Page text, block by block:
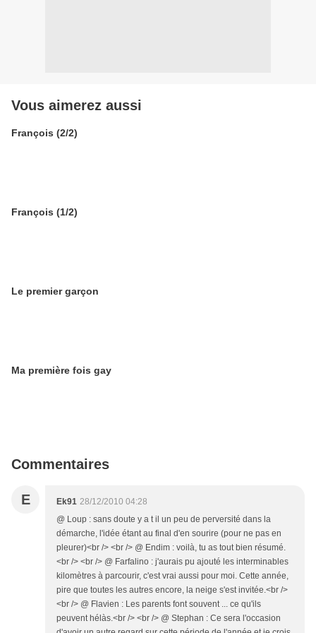
Vous aimerez aussi
François (2/2)
François (1/2)
Le premier garçon
Ma première fois gay
Commentaires
E Ek91 28/12/2010 04:28
@ Loup : sans doute y a t il un peu de perversité dans la
démarche, l'idée étant au final d'en sourire (pour ne pas en
pleurer)<br /> <br /> @ Endim : voilà, tu as tout bien résumé.
<br /> <br /> @ Farfalino : j'aurais pu ajouté les interminables
kilomètres à parcourir, c'est vrai aussi pour moi. Cette année,
pire que toutes les autres encore, la neige s'est invitée.<br />
<br /> @ Flavien : Les parents font souvent ... ce qu'ils
peuvent hélàs.<br /> <br /> @ Stephan : Ce sera l'occasion